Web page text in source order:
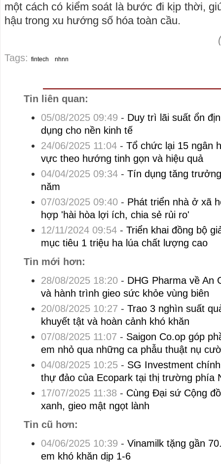
một cách có kiểm soát là bước đi kịp thời,
hậu trong xu hướng số hóa toàn cầu.
Tags: fintech nhnn
Tin liên quan:
05/08/2025 09:49 - Duy trì lãi suất ổn
dụng cho nền kinh tế
24/06/2025 11:04- Tổ chức lại 15 ngân
vực theo hướng tinh gọn và hiệu quả
04/04/2025 09:34- Tín dụng tăng
năm
07/03/2025 09:40- Phát triển nhà ở xã
hợp 'hài hòa lợi ích, chia sẻ rủi ro'
12/11/2024 09:54- Triển khai đồng bộ
mục tiêu 1 triệu ha lúa chất lượng cao
Tin mới hơn:
28/08/2025 18:20- DHG Pharma về An
và hành trình gieo sức khỏe vùng biên
20/08/2025 10:27 - Trao 3 nghìn suất
khuyết tật và hoàn cảnh khó khăn
07/08/2025 11:07 - Saigon Co.op góp
em nhỏ qua những ca phẫu thuật nụ
04/08/2025 10:25- SG Investment
thự đảo của Ecopark tại thị trường phía
17/07/2025 11:38 - Cùng Đại sứ Cộng
xanh, gieo mật ngọt lành
Tin cũ hơn:
04/06/2025 10:39 - Vinamilk tặng gần
em khó khăn dịp 1-6